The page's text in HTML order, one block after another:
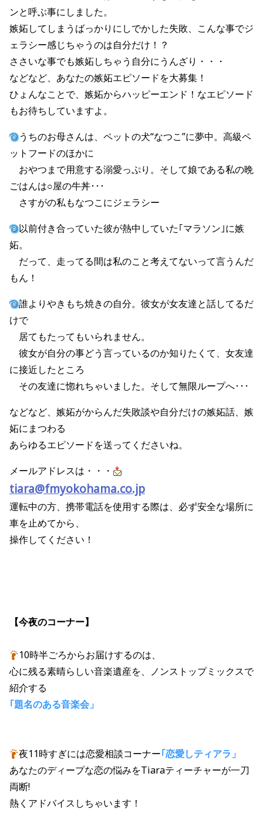
ンと呼ぶ事にしました。
嫉妬してしまうばっかりにしでかした失敗、こんな事でジ
ェラシー感じちゃうのは自分だけ！？
ささいな事でも嫉妬しちゃう自分にうんざり・・・
などなど、あなたの嫉妬エピソードを大募集！
ひょんなことで、嫉妬からハッピーエンド！なエピソード
もお待ちしていますよ。
うちのお母さんは、ペットの犬“なつこ”に夢中。高級ペ
ットフードのほかに
おやつまで用意する溺愛っぷり。そして娘である私の晩
ごはんは○屋の牛丼･･･
さすがの私もなつこにジェラシー
以前付き合っていた彼が熱中していた｢マラソン｣に嫉
妬。
だって、走ってる間は私のこと考えてないって言うんだ
もん！
誰よりやきもち焼きの自分。彼女が女友達と話してるだ
けで
居てもたってもいられません。
彼女が自分の事どう言っているのか知りたくて、女友達
に接近したところ
その友達に惚れちゃいました。そして無限ループへ･･･
などなど、嫉妬がからんだ失敗談や自分だけの嫉妬話、嫉
妬にまつわる
あらゆるエピソードを送ってくださいね。
メールアドレスは・・・
tiara@fmyokohama.co.jp
運転中の方、携帯電話を使用する際は、必ず安全な場所に
車を止めてから、
操作してください！
【今夜のコーナー】
10時半ごろからお届けするのは、
心に残る素晴らしい音楽遺産を、ノンストップミックスで
紹介する
｢題名のある音楽会」
夜11時すぎには恋愛相談コーナー｢恋愛しティアラ」
あなたのディープな恋の悩みをTiaraティーチャーが一刀
両断!
熱くアドバイスしちゃいます！